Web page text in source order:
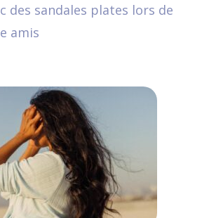
des sandales plates lors de
amis